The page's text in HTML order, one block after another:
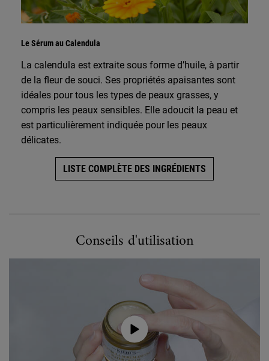
Le Sérum au Calendula
La calendula est extraite sous forme d’huile, à partir
de la fleur de souci. Ses propriétés apaisantes sont
idéales pour tous les types de peaux grasses, y
compris les peaux sensibles. Elle adoucit la peau et
est particulièrement indiquée pour les peaux
délicates.
LISTE COMPLÈTE DES INGRÉDIENTS
Conseils d'utilisation